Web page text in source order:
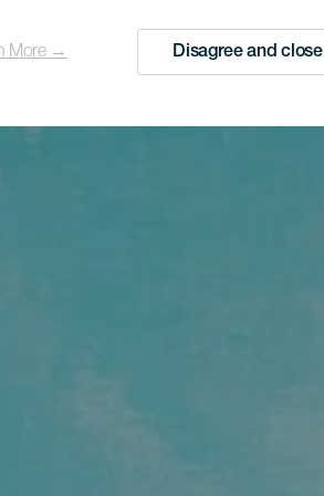
More → Disagree and close